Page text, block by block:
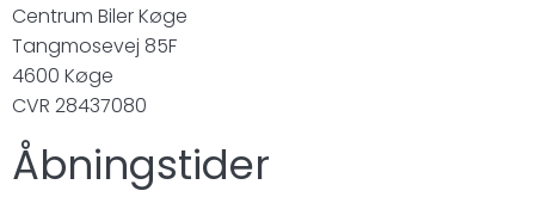
Centrum Biler Køge
Tangmosevej 85F
4600 Køge
CVR 28437080
Åbningstider